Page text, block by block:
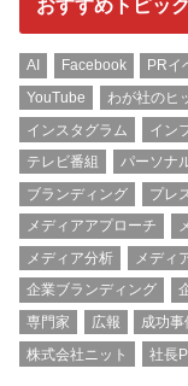
おすすめトピック
AI Facebook PRイ
YouTube
わが社のヒ
インスタグラム
イン
テレビ番組
パーソナ
ブランディング
プレ
メディアアプローチ
メディア分析
メディ
企業ブランディング
専門家
広報 成功事
株式会社ニット
社長